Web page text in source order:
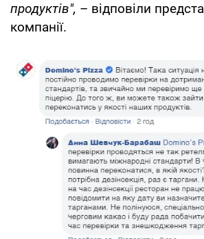
продуктів", – відповіли
компанії.